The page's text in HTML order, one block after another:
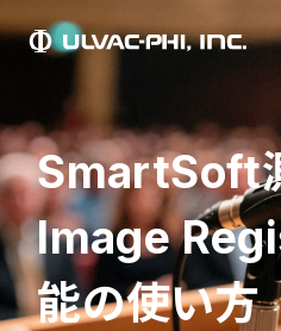
SmartSoft
Image
能の使い方